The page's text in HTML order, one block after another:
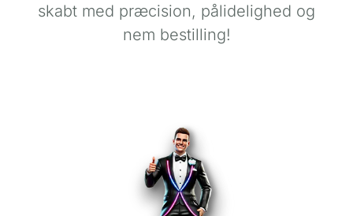
skabt med præcision, pålidelighed og
nem bestilling!